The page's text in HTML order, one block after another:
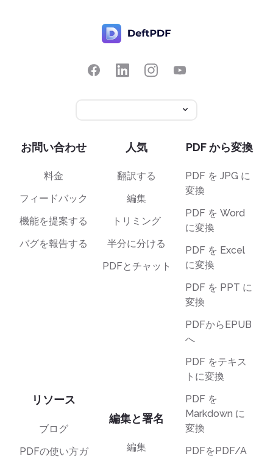
お問い合わせ
料金
フィードバック
機能を提案する
バグを報告する
リソース
ブログ
PDFの使い方ガ
人気
翻訳する
編集
トリミング
半分に分ける
PDFとチャット
編集と署名
編集
PDF から変換
PDF を JPG に
変換
PDF を Word
に変換
PDF を Excel
に変換
PDF を PPT に
変換
PDFからEPUB
へ
PDF をテキス
トに変換
PDF を
Markdown に
変換
PDFをPDF/A